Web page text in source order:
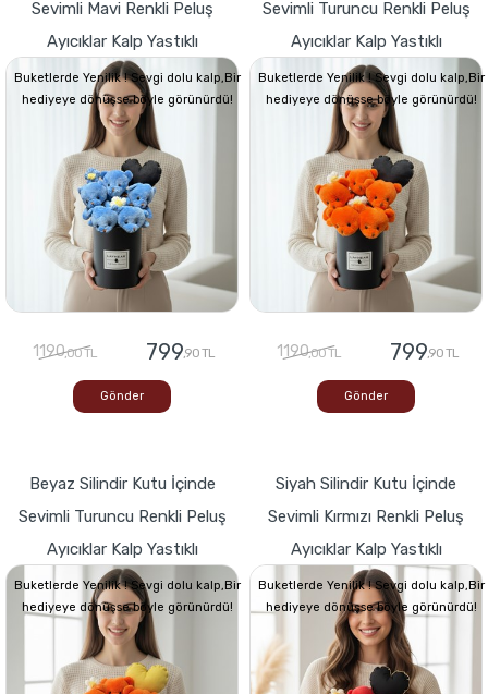
Sevimli Mavi Renkli Peluş
Ayıcıklar Kalp Yastıklı
Buketlerde Yenilik ! Sevgi dolu kalp,Bir
hediyeye dönüşse böyle görünürdü!
1190,00 TL 799,90 TL
Gönder
Sevimli Turuncu Renkli Peluş
Ayıcıklar Kalp Yastıklı
Buketlerde Yenilik ! Sevgi dolu kalp,Bir
hediyeye dönüşse böyle görünürdü!
1190,00 TL 799,90 TL
Gönder
Beyaz Silindir Kutu İçinde
Sevimli Turuncu Renkli Peluş
Ayıcıklar Kalp Yastıklı
Buketlerde Yenilik ! Sevgi dolu kalp,Bir
hediyeye dönüşse böyle görünürdü!
Siyah Silindir Kutu İçinde
Sevimli Kırmızı Renkli Peluş
Ayıcıklar Kalp Yastıklı
Buketlerde Yenilik ! Sevgi dolu kalp,Bir
hediyeye dönüşse böyle görünürdü!